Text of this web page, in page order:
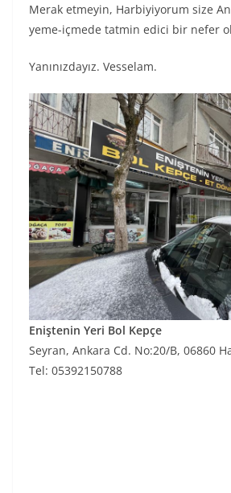
Merak etmeyin, Harbiyiyorum size
yeme-içmede tatmin edici bir nefer
Yanınızdayız. Vesselam.
Eniştenin Yeri Bol Kepçe
Seyran, Ankara Cd. No:20/B, 06860
Tel: 05392150788